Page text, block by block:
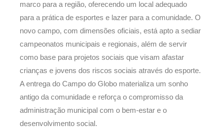
marco para a região, oferecendo um local adequado
para a prática de esportes e lazer para a comunidade. O
novo campo, com dimensões oficiais, está apto a sediar
campeonatos municipais e regionais, além de servir
como base para projetos sociais que visam afastar
crianças e jovens dos riscos sociais através do esporte.
A entrega do Campo do Globo materializa um sonho
antigo da comunidade e reforça o compromisso da
administração municipal com o bem-estar e o
desenvolvimento social.